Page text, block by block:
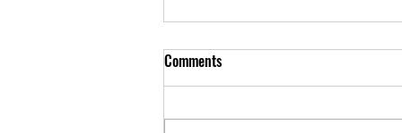
Comments